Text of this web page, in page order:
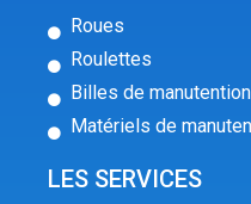
Roues
Roulettes
Billes de manutention
Matériels de
LES SERVICES